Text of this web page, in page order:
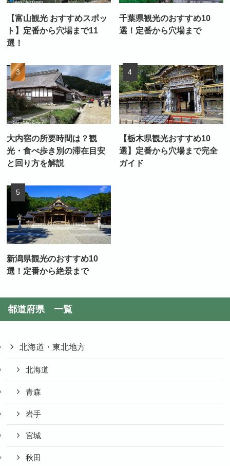
【富山観光 おすすめスポッ
ト】定番から穴場まで11
選！
千葉県観光のおすすめ10
選！定番から穴場まで
大内宿の所要時間は？観
光・食べ歩き別の滞在目安
と回り方を解説
【栃木県観光おすすめ10
選】定番から穴場まで完全
ガイド
新潟県観光のおすすめ10
選！定番から絶景まで
都道府県 一覧
北海道・東北地方
北海道
青森
岩手
宮城
秋田